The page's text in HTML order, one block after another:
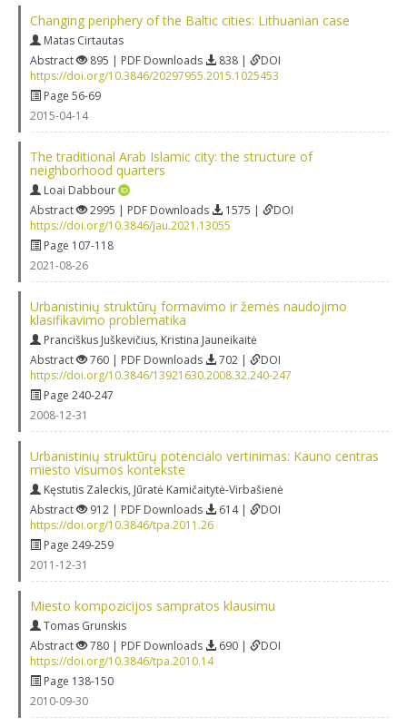
Changing periphery of the Baltic cities: Lithuanian case
Matas Cirtautas
Abstract
895 | PDF Downloads 838 |
DOI
https://doi.org/10.3846/20297955.2015.1025453
Page 56-69
2015-04-14
The traditional Arab Islamic city: the structure of
neighborhood quarters
Loai Dabbour
Abstract
2995 | PDF Downloads 1575 |
DOI
https://doi.org/10.3846/jau.2021.13055
Page 107-118
2021-08-26
Urbanistinių struktūrų formavimo ir žemės naudojimo
klasifikavimo problematika
Pranciškus Juškevičius, Kristina Jauneikaitė
Abstract
760 | PDF Downloads 702 |
DOI
https://doi.org/10.3846/13921630.2008.32.240-247
Page 240-247
2008-12-31
Urbanistinių struktūrų potencialo vertinimas: Kauno centras
miesto visumos kontekste
Kęstutis Zaleckis, Jūratė Kamičaitytė-Virbašienė
Abstract
912 | PDF Downloads 614 |
DOI
https://doi.org/10.3846/tpa.2011.26
Page 249-259
2011-12-31
Miesto kompozicijos sampratos klausimu
Tomas Grunskis
Abstract
780 | PDF Downloads 690 |
DOI
https://doi.org/10.3846/tpa.2010.14
Page 138-150
2010-09-30